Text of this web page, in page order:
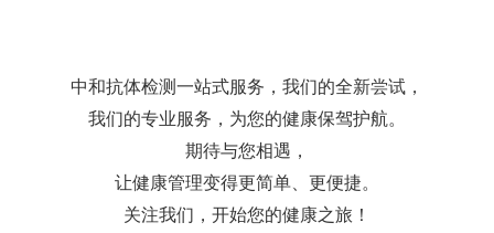
中和抗体检测一站式服务，我们的全新尝试，
我们的专业服务，为您的健康保驾护航。
期待与您相遇，
让健康管理变得更简单、更便捷。
关注我们，开始您的健康之旅！